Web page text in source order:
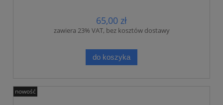
65,00 zł
zawiera 23% VAT, bez kosztów dostawy
do koszyka
nowość